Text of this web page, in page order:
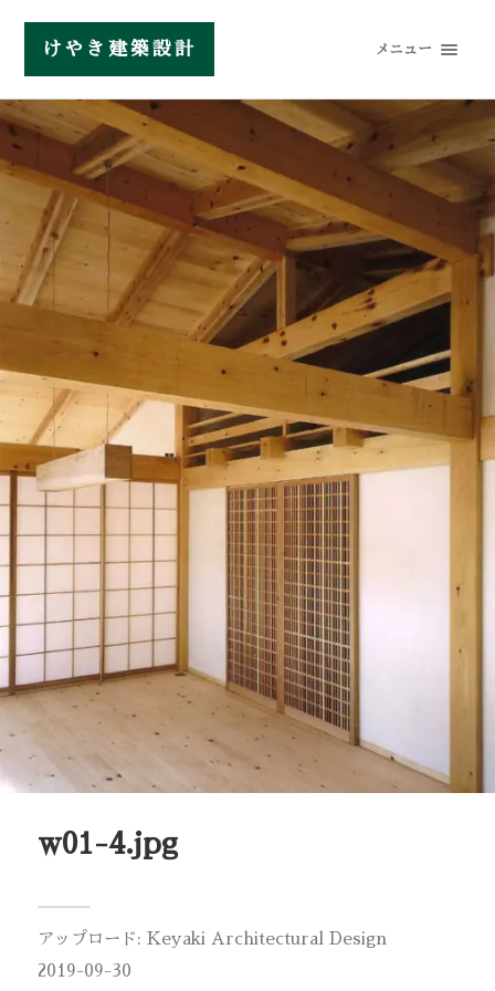
けやき建築設計 メニュー
w01-4.jpg
アップロード: Keyaki Architectural Design
2019-09-30